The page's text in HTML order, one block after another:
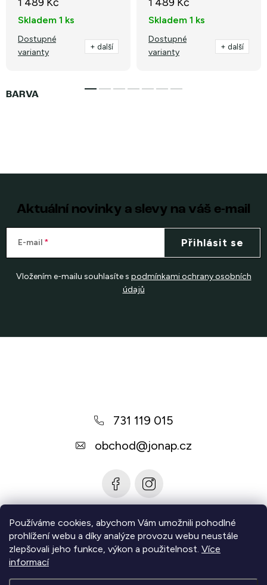
Používáme cookies, abychom Vám umožnili pohodlné
prohlížení webu a díky analýze provozu webu neustále
zlepšovali jeho funkce, výkon a použitelnost. Více
informací
Skladem 1 ks
Dostupné
varianty
+ další
Skladem 1 ks
Dostupné
varianty
+ další
Aktuální novinky a slevy na váš e-mail
E-mail
Vložením e-mailu souhlasíte s podmínkami ochrany osobních
údajů
Přihlásit se
731 119 015
obchod@jonap.cz
Informace pro vás
Zjistěte více